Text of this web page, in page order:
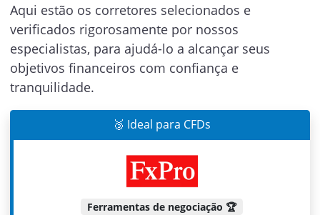
Aqui estão os corretores selecionados e
verificados rigorosamente por nossos
especialistas, para ajudá-lo a alcançar seus
objetivos financeiros com confiança e
tranquilidade.
🥉 Ideal para CFDs
Ferramentas de negociação 🏆